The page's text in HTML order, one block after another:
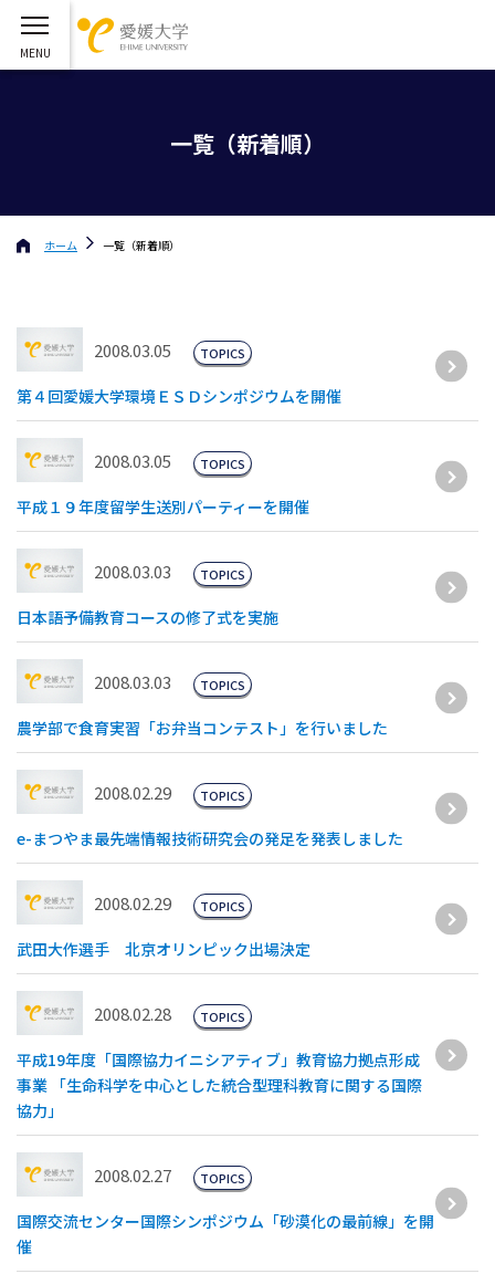
一覧（新着順）
ホーム 一覧（新着順）
2008.03.05
第４回愛媛大学環境ＥＳＤシンポジウムを開催
TOPICS
2008.03.05
平成１９年度留学生送別パーティーを開催
TOPICS
2008.03.03
日本語予備教育コースの修了式を実施
TOPICS
2008.03.03
農学部で食育実習「お弁当コンテスト」を行いました
TOPICS
2008.02.29
e-まつやま最先端情報技術研究会の発足を発表しました
TOPICS
2008.02.29
武田大作選手 北京オリンピック出場決定
TOPICS
2008.02.28
平成19年度「国際協力イニシアティブ」教育協力拠点形成
事業 「生命科学を中心とした統合型理科教育に関する国際
協力」
TOPICS
2008.02.27
国際交流センター国際シンポジウム「砂漠化の最前線」を開
催
TOPICS